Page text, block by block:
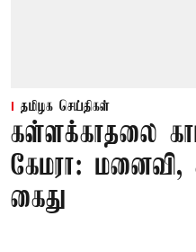
தமிழக செய்திகள்
கள்ளக்காதலை
கேமரா:
கைது